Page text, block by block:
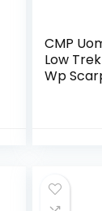
CMP
Low
Wp